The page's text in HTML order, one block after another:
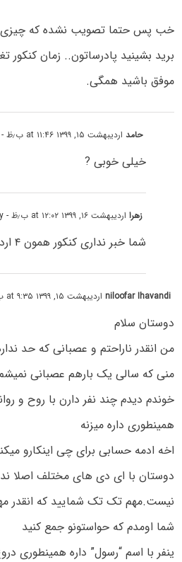
خب پس حتما تصویب نشده که چیزی
برید بشینید پادرساتون.. زمان کنکور
موفق باشید همگی.
حامداردیبهشت ۱۵, ۱۳۹۹ at ۱۱:۴۶ ب٫ظ - Reply
خیلی خوبی ?
زهرااردیبهشت ۱۶, ۱۳۹۹ at ۱۲:۰۲ ب٫ظ - Reply
شما خبر نداری کنکور همون ۴ اردیبهشت بود که?
niloofar Ihavandiاردیبهشت ۱۵, ۱۳۹۹ at ۹:۳۵ ب٫ظ
دوستان سلام
من انقدر ناراحتم و عصبانی که حد
منی که سالی یک بارهم عصبانی نمیشم
خوندم دیدم چند نفر دارن با روح و
همینطوری داره میزنه
اخه ادمه حسابی برای چی اینکارو
دوستان با ای دی های مختلف اصلا
نیست.مهم تک تک شمایید که انقدر
شما اومدم که حواستونو جمع کنید
ینفر با اسم “رسول” داره همینطوری